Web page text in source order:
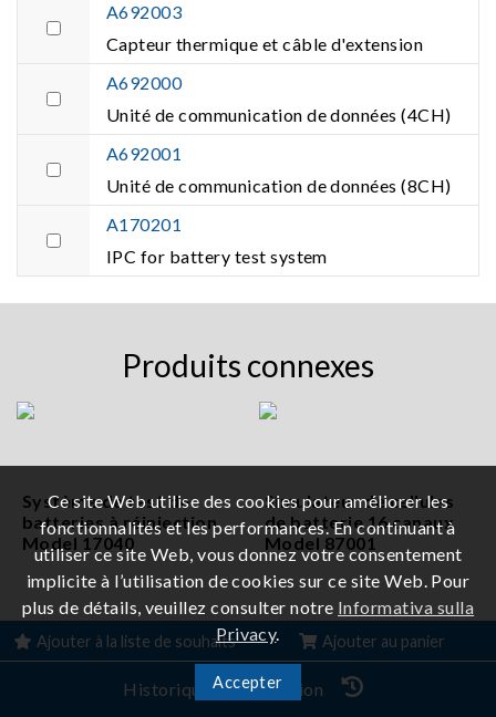
A692003
Capteur thermique et câble d'extension
A692000
Unité de communication de données (4CH)
A692001
Unité de communication de données (8CH)
A170201
IPC for battery test system
Produits connexes
Système de test de
batteries à réinjection
Model 17040
Simulateur de cellules
de batterie 16 canaux
Model 87001
Ajouter à la liste de souhaits Ajouter au panier
© Chroma ATE Inc. ALL RIGHTS RESERVED
Ce site Web utilise des cookies pour améliorer les
fonctionnalités et les performances. En continuant à
utiliser ce site Web, vous donnez votre consentement
implicite à l’utilisation de cookies sur ce site Web. Pour
plus de détails, veuillez consulter notre Informativa sulla
Privacy.
Accepter
Historique de navigation